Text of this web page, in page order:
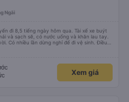
Ngãi
đi 8,5 tiếng ngày hôm qua. Tài xế xe buýt
và sạch sẽ, có nước uống và khăn lau tay.
Có nhiều lần dừng nghỉ để đi vệ sinh. Điều
thiện là cho phép thanh toán bằng thẻ
Xem giá